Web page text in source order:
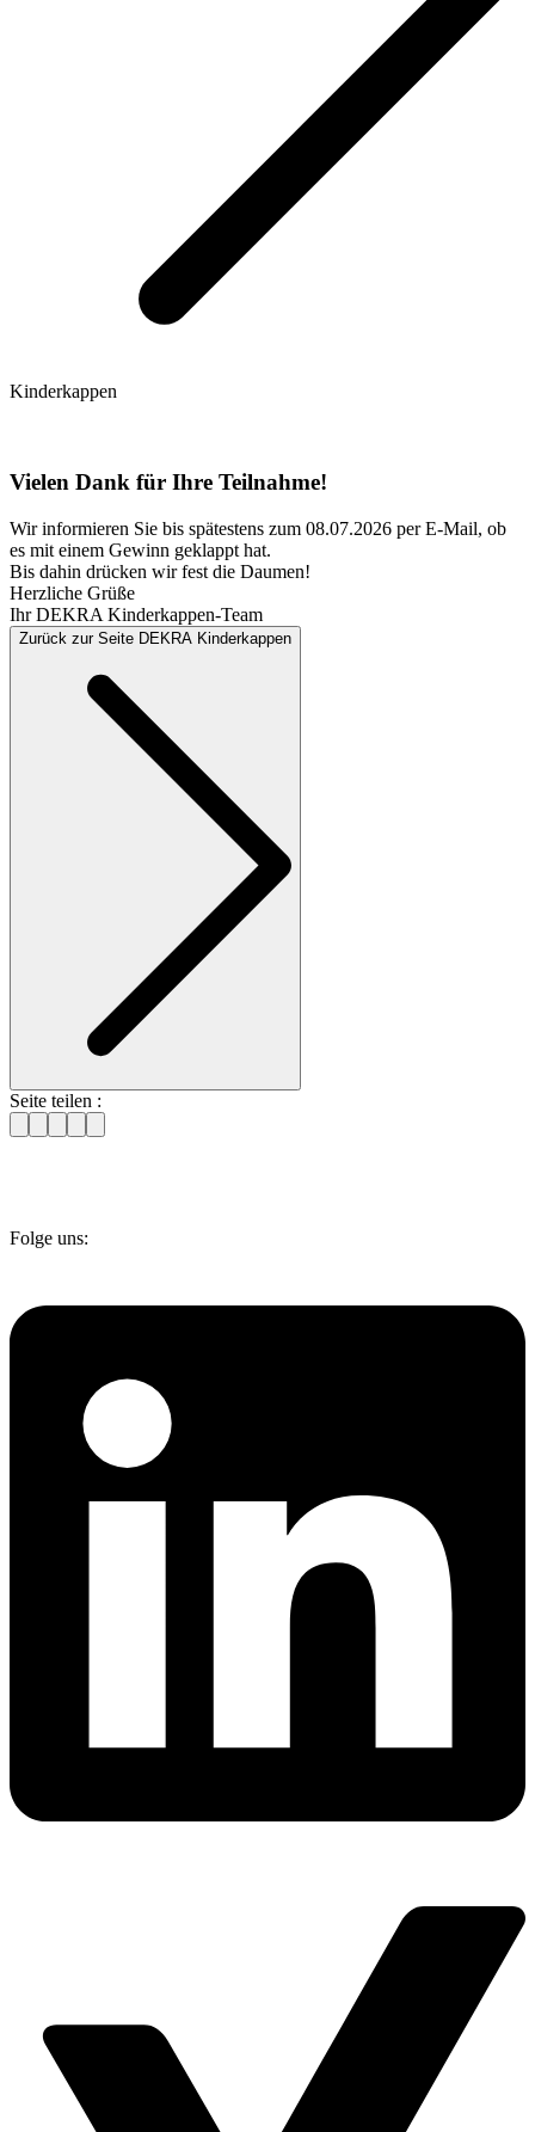
Kinderkappen
Vielen Dank für Ihre Teilnahme!
Wir informieren Sie bis spätestens zum 08.07.2026 per E-Mail, ob
es mit einem Gewinn geklappt hat.
Bis dahin drücken wir fest die Daumen!
Herzliche Grüße
Ihr DEKRA Kinderkappen-Team
Zurück zur Seite DEKRA Kinderkappen
Seite teilen :
Folge uns: